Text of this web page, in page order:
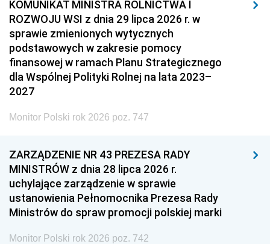
KOMUNIKAT MINISTRA ROLNICTWA I
ROZWOJU WSI z dnia 29 lipca 2026 r. w
sprawie zmienionych wytycznych
podstawowych w zakresie pomocy
finansowej w ramach Planu Strategicznego
dla Wspólnej Polityki Rolnej na lata 2023–
2027
Monitor Polski rok 2026 poz. 747
ZARZĄDZENIE NR 43 PREZESA RADY
MINISTRÓW z dnia 28 lipca 2026 r.
uchylające zarządzenie w sprawie
ustanowienia Pełnomocnika Prezesa Rady
Ministrów do spraw promocji polskiej marki
Monitor Polski rok 2026 poz. 742